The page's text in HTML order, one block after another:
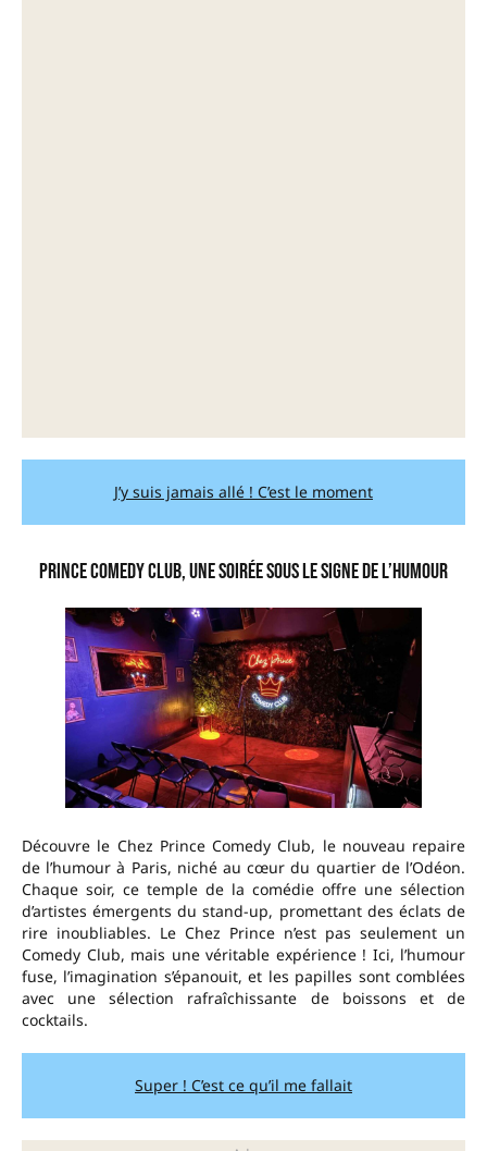
J’y suis jamais allé ! C’est le moment
Prince Comedy Club, une soirée sous le signe de l’humour
Découvre le Chez Prince Comedy Club, le nouveau repaire
de l’humour à Paris, niché au cœur du quartier de l’Odéon.
Chaque soir, ce temple de la comédie offre une sélection
d’artistes émergents du stand-up, promettant des éclats de
rire inoubliables. Le Chez Prince n’est pas seulement un
Comedy Club, mais une véritable expérience ! Ici, l’humour
fuse, l’imagination s’épanouit, et les papilles sont comblées
avec une sélection rafraîchissante de boissons et de
cocktails.
Super ! C’est ce qu’il me fallait